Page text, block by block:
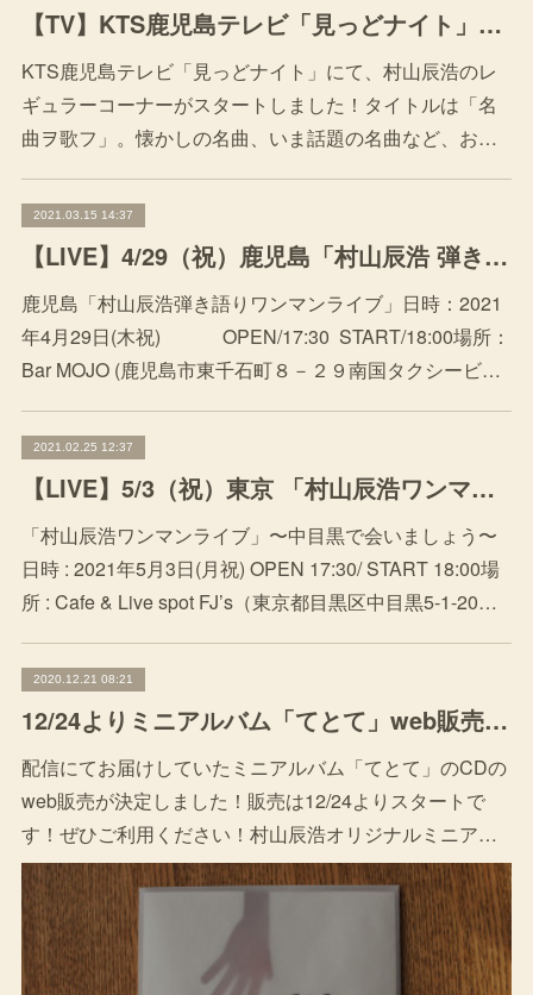
【TV】KTS鹿児島テレビ「見っどナイト」にてレギュラーコーナー「名曲ヲ歌フ」スタート
KTS鹿児島テレビ「見っどナイト」にて、村山辰浩のレ
ギュラーコーナーがスタートしました！タイトルは「名
曲ヲ歌フ」。懐かしの名曲、いま話題の名曲など、お…
2021.03.15 14:37
【LIVE】4/29（祝）鹿児島「村山辰浩 弾き語りワンマンライブ」
鹿児島「村山辰浩弾き語りワンマンライブ」日時：2021
年4月29日(木祝) OPEN/17:30 START/18:00場所：
Bar MOJO (鹿児島市東千石町８－２９南国タクシービ…
2021.02.25 12:37
【LIVE】5/3（祝）東京 「村山辰浩ワンマンライブ〜中目黒で会いましょう〜」
「村山辰浩ワンマンライブ」〜中目黒で会いましょう〜
日時 : 2021年5月3日(月祝) OPEN 17:30/ START 18:00場
所 : Cafe & Live spot FJ’s（東京都目黒区中目黒5-1-20…
2020.12.21 08:21
12/24よりミニアルバム「てとて」web販売スタート！
配信にてお届けしていたミニアルバム「てとて」のCDの
web販売が決定しました！販売は12/24よりスタートで
す！ぜひご利用ください！村山辰浩オリジナルミニア…